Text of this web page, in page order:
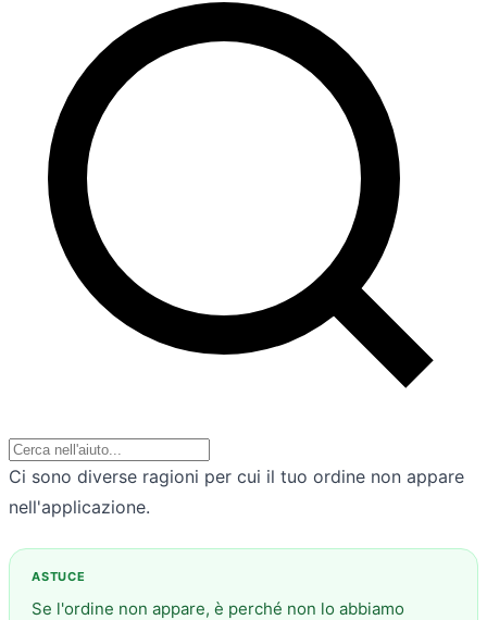
Ci sono diverse ragioni per cui il tuo ordine non appare
nell'applicazione.
Se l'ordine non appare, è perché non lo abbiamo